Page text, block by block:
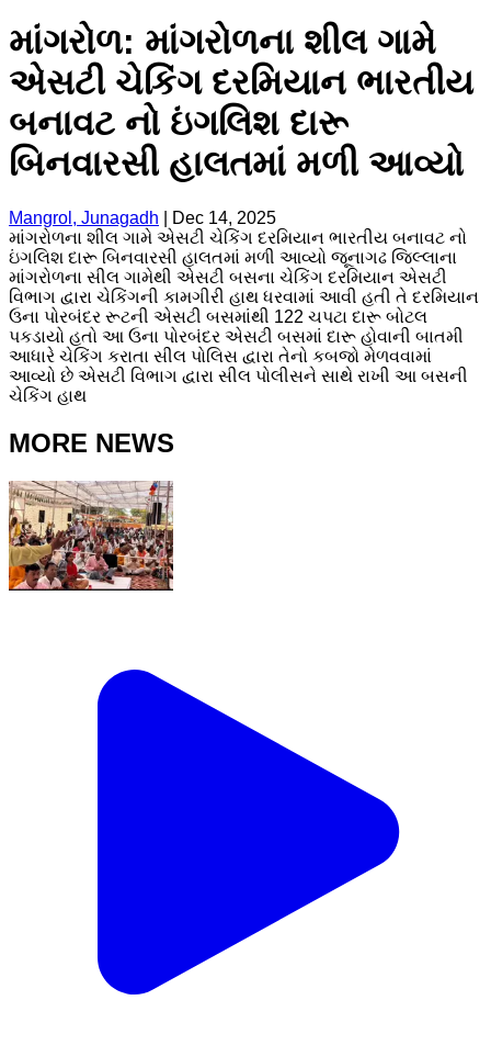
માંગરોળ: માંગરોળના શીલ ગામે
એસટી ચેકિંગ દરમિયાન ભારતીય
બનાવટ નો ઇંગલિશ દારૂ
બિનવારસી હાલતમાં મળી આવ્યો
Mangrol, Junagadh
Dec 14, 2025
માંગરોળના શીલ ગામે એસટી ચેકિંગ દરમિયાન ભારતીય બનાવટ નો
ઇંગલિશ દારૂ બિનવારસી હાલતમાં મળી આવ્યો જૂનાગઢ જિલ્લાના
માંગરોળના સીલ ગામેથી એસટી બસના ચેકિંગ દરમિયાન એસટી
વિભાગ દ્વારા ચેકિંગની કામગીરી હાથ ધરવામાં આવી હતી તે દરમિયાન
ઉના પોરબંદર રૂટની એસટી બસમાંથી 122 ચપટા દારૂ બોટલ
પકડાયો હતો આ ઉના પોરબંદર એસટી બસમાં દારૂ હોવાની બાતમી
આધારે ચેકિંગ કરાતા સીલ પોલિસ દ્વારા તેનો કબજો મેળવવામાં
આવ્યો છે એસટી વિભાગ દ્વારા સીલ પોલીસને સાથે રાખી આ બસની
ચેકિંગ હાથ
MORE NEWS